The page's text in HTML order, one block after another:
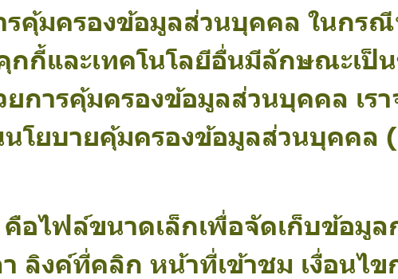
รคุ้มครองข้อมูลส่วนบุคคล ในกร
กกี้และเทคโนโลยีอื่นมีลักษณะเ
การคุ้มครองข้อมูลส่วนบุคคล เรา
นโยบายคุ้มครองข้อมูลส่วนบุคคล
คือไฟล์ขนาดเล็กเพื่อจัดเก็บข้อมูล
า ลิงค์ที่คลิก หน้าที่เข้าชม เงื่อนไข